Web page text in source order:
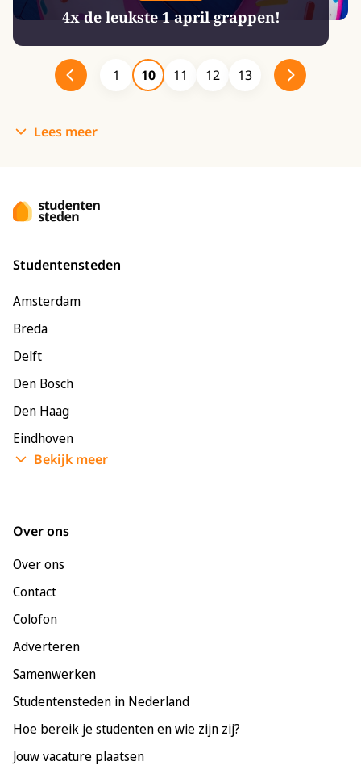
4x de leukste 1 april grappen!
1 10 11 12 13
Lees meer
Studentensteden
Amsterdam
Breda
Delft
Den Bosch
Den Haag
Eindhoven
Enschede
Bekijk meer
Over ons
Over ons
Contact
Colofon
Adverteren
Samenwerken
Studentensteden in Nederland
Hoe bereik je studenten en wie zijn zij?
Jouw vacature plaatsen